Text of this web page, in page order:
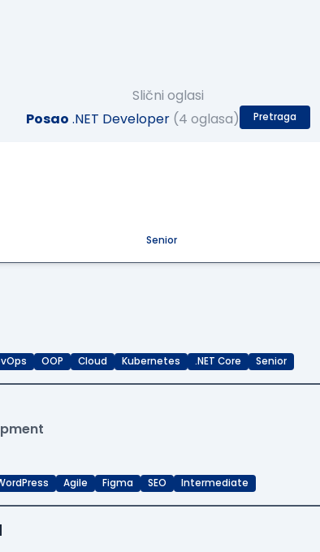
Slični oglasi
Posao .NET Developer (4 oglasa) Pretraga
Senior
OOP Cloud Kubernetes .NET Core Senior
Agile Figma SEO Intermediate